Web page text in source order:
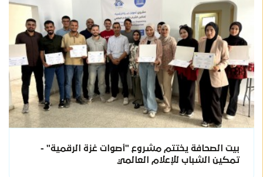
بيت الصحافة يختتم مشروع "أصوات غزة الرقمية" -
تمكين الشباب للإعلام العالمي